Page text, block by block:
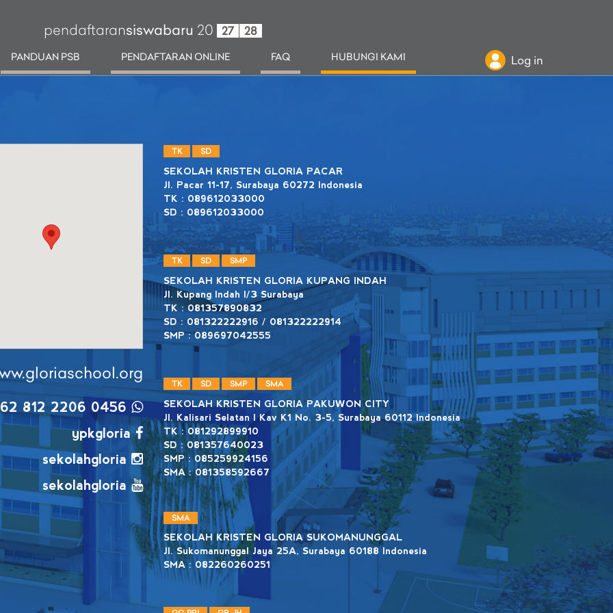
pendaftaransiswabaru 20 27 28
PANDUAN PSB PENDAFTARAN ONLINE FAQ HUBUNGI KAMI Log in
812 2206 0456
ypkgloria
sekolahgloria
sekolahgloria
TK SD
SEKOLAH KRISTEN GLORIA PACAR
Jl. Pacar 11-17, Surabaya 60272 Indonesia
TK : 089612033000
SD : 089612033000
TK SD SMP
SEKOLAH KRISTEN GLORIA KUPANG INDAH
Jl. Kupang Indah I/3 Surabaya
TK : 081357890832
SD : 081322222916 / 081322222914
SMP : 089697042555
TK SD SMP SMA
SEKOLAH KRISTEN GLORIA PAKUWON CITY
Jl. Kalisari Selatan I Kav K1 No. 3-5, Surabaya 60112 Indonesia
TK : 081292899910
SD : 081357640023
SMP : 085259924156
SMA : 081358592667
SMA
SEKOLAH KRISTEN GLORIA SUKOMANUNGGAL
Jl. Sukomanunggal Jaya 25A, Surabaya 60188 Indonesia
SMA : 082260260251